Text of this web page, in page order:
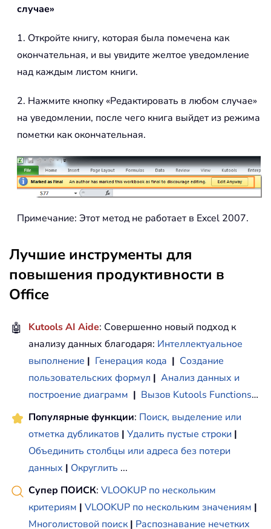
случае»
1. Откройте книгу, которая была помечена как
окончательная, и вы увидите желтое уведомление
над каждым листом книги.
2. Нажмите кнопку «Редактировать в любом случае»
на уведомлении, после чего книга выйдет из режима
пометки как окончательная.
Примечание: Этот метод не работает в Excel 2007.
Лучшие инструменты для
повышения продуктивности в
Office
🤖 Kutools AI Aide: Совершенно новый подход к
анализу данных благодаря: Интеллектуальное
выполнение | Генерация кода | Создание
пользовательских формул | Анализ данных и
построение диаграмм | Вызов Kutools Functions…
Популярные функции: Поиск, выделение или
отметка дубликатов | Удалить пустые строки |
Объединить столбцы или адреса без потери
данных | Округлить ...
Супер ПОИСК: VLOOKUP по нескольким
критериям | VLOOKUP по нескольким значениям |
Многолистовой поиск | Распознавание нечетких